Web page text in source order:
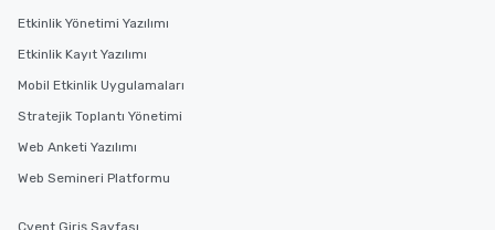
Etkinlik Yönetimi Yazılımı
Etkinlik Kayıt Yazılımı
Mobil Etkinlik Uygulamaları
Stratejik Toplantı Yönetimi
Web Anketi Yazılımı
Web Semineri Platformu